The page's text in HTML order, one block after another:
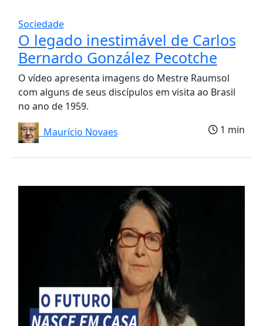
Sociedade
O legado inestimável de Carlos
Bernardo González Pecotche
O vídeo apresenta imagens do Mestre Raumsol
com alguns de seus discípulos em visita ao Brasil
no ano de 1959.
Maurício Novaes
1 min